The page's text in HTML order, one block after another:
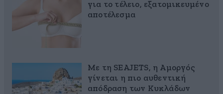
για το τέλειο, εξατομικευμένο
αποτέλεσμα
Με τη SEAJETS, η Αμοργός
γίνεται η πιο αυθεντική
απόδραση των Κυκλάδων